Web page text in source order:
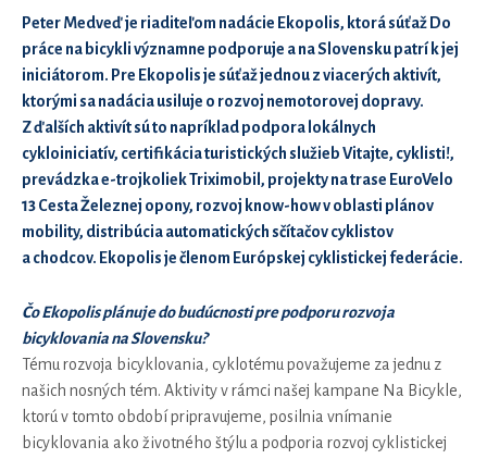
Peter Medveď je riaditeľom nadácie Ekopolis, ktorá súťaž Do
práce na bicykli významne podporuje a na Slovensku patrí k jej
iniciátorom. Pre Ekopolis je súťaž jednou z viacerých aktivít,
ktorými sa nadácia usiluje o rozvoj nemotorovej dopravy.
Z ďalších aktivít sú to napríklad podpora lokálnych
cykloiniciatív, certifikácia turistických služieb Vitajte, cyklisti!,
prevádzka e-trojkoliek Triximobil, projekty na trase EuroVelo
13 Cesta Železnej opony, rozvoj know-how v oblasti plánov
mobility, distribúcia automatických sčítačov cyklistov
a chodcov. Ekopolis je členom Európskej cyklistickej federácie.
Čo Ekopolis plánuje do budúcnosti pre podporu rozvoja
bicyklovania na Slovensku?
Tému rozvoja bicyklovania, cyklotému považujeme za jednu z
našich nosných tém. Aktivity v rámci našej kampane Na Bicykle,
ktorú v tomto období pripravujeme, posilnia vnímanie
bicyklovania ako životného štýlu a podporia rozvoj cyklistickej